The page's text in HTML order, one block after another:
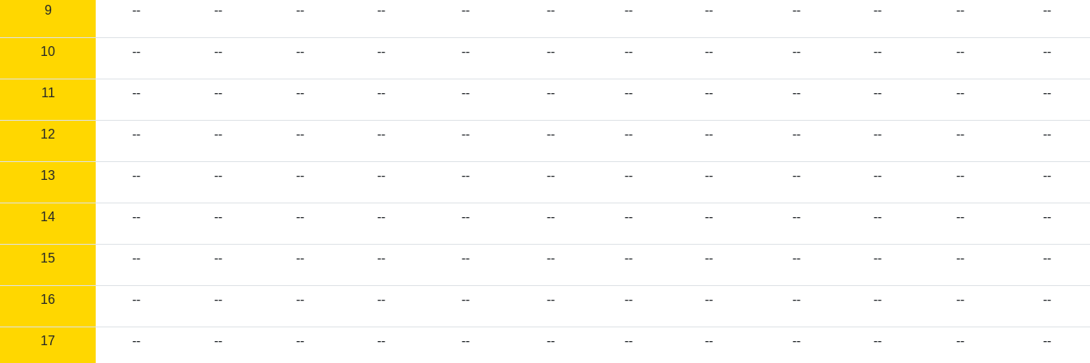
9 -- -- -- -- -- -- -- -- -- -- -- --
10 -- -- -- -- -- -- -- -- -- -- -- --
11 -- -- -- -- -- -- -- -- -- -- -- --
12 -- -- -- -- -- -- -- -- -- -- -- --
13 -- -- -- -- -- -- -- -- -- -- -- --
14 -- -- -- -- -- -- -- -- -- -- -- --
15 -- -- -- -- -- -- -- -- -- -- -- --
16 -- -- -- -- -- -- -- -- -- -- -- --
17 -- -- -- -- -- -- -- -- -- -- -- --